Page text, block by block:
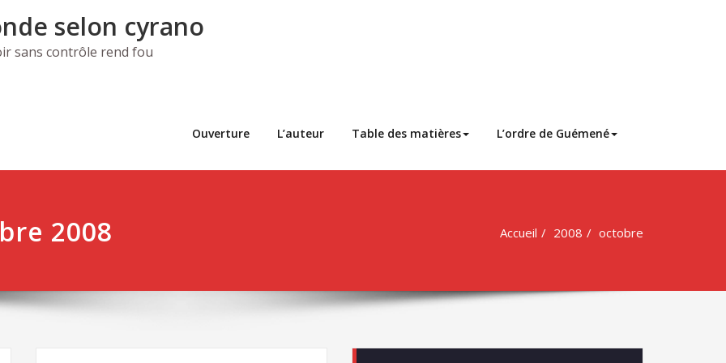
selon cyrano
sans contrôle rend fou
Ouverture L’auteur Table des matières L’ordre de Guémené
2008 Accueil 2008 octobre